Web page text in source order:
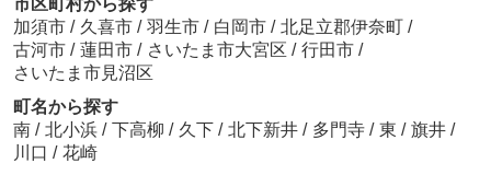
市区町村から探す
加須市 / 久喜市 / 羽生市 / 白岡市 / 北足立郡伊奈町 /
古河市 / 蓮田市 / さいたま市大宮区 / 行田市 /
さいたま市見沼区
町名から探す
南 / 北小浜 / 下高柳 / 久下 / 北下新井 / 多門寺 / 東 / 旗井 /
川口 / 花崎